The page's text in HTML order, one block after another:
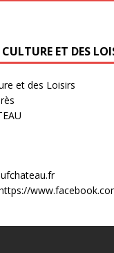
ET DES
et des Loisirs